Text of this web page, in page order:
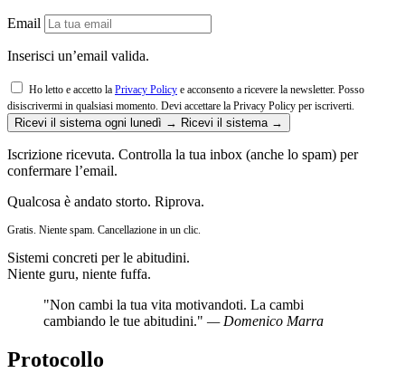
Email
Inserisci un’email valida.
Ho letto e accetto la Privacy Policy e acconsento a ricevere la newsletter. Posso
disiscrivermi in qualsiasi momento. Devi accettare la Privacy Policy per iscriverti.
Ricevi il sistema ogni lunedì → Ricevi il sistema →
Iscrizione ricevuta. Controlla la tua inbox (anche lo spam) per
confermare l’email.
Qualcosa è andato storto. Riprova.
Gratis. Niente spam. Cancellazione in un clic.
Sistemi concreti per le abitudini.
Niente guru, niente fuffa.
"Non cambi la tua vita motivandoti. La cambi
cambiando le tue abitudini." — Domenico Marra
Protocollo